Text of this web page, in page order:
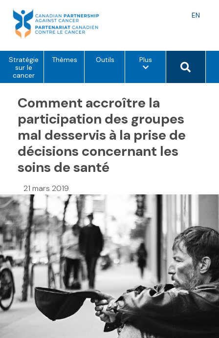
content
EN
Stratégie
sur le
cancer
Thèmes Outils Pluso
i
n
s
e
e
n
u
Search
Comment accroître la
participation des groupes
mal desservis à la prise de
décisions concernant les
soins de santé
21 mars 2019